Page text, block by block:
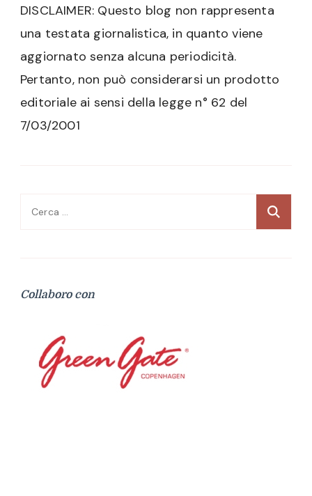
DISCLAIMER: Questo blog non rappresenta
una testata giornalistica, in quanto viene
aggiornato senza alcuna periodicità.
Pertanto, non può considerarsi un prodotto
editoriale ai sensi della legge n° 62 del
7/03/2001
Ricerca
Collaboro con